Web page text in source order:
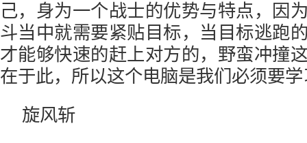
己，身为一个战士的优势与特点，因
斗当中就需要紧贴目标，当目标逃跑
才能够快速的赶上对方的，野蛮冲撞
在于此，所以这个电脑是我们必须要
旋风斩